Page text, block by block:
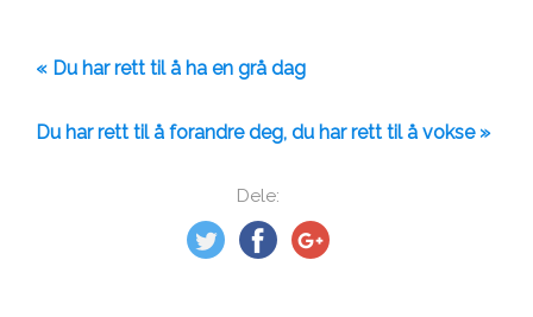
Dele:
« Du har rett til å ha en grå dag
Du har rett til å forandre deg, du har rett til å vokse »